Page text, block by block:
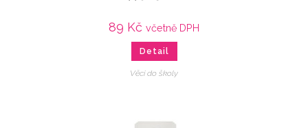
89 Kč včetně DPH
Detail
Věci do školy